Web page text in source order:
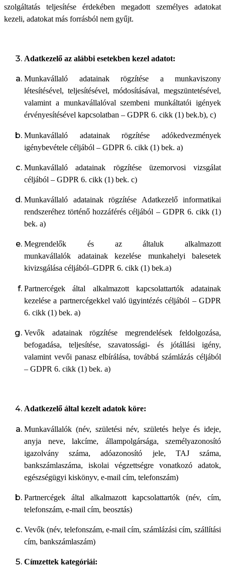
szolgáltatás teljesítése érdekében megadott személyes adatokat
kezeli, adatokat más forrásból nem gyűjt.
Adatkezelő az alábbi esetekben kezel adatot:
Munkavállaló adatainak rögzítése a munkaviszony
létesítésével, teljesítésével, módosításával, megszüntetésével,
valamint a munkavállalóval szembeni munkáltatói igények
érvényesítésével kapcsolatban – GDPR 6. cikk (1) bek.b), c)
Munkavállaló adatainak rögzítése adókedvezmények
igénybevétele céljából – GDPR 6. cikk (1) bek. a)
Munkavállaló adatainak rögzítése üzemorvosi vizsgálat
céljából – GDPR 6. cikk (1) bek. c)
Munkavállaló adatainak rögzítése Adatkezelő informatikai
rendszeréhez történő hozzáférés céljából – GDPR 6. cikk (1)
bek. a)
Megrendelők és az általuk alkalmazott
munkavállalók adatainak kezelése munkahelyi balesetek
kivizsgálása céljából–GDPR 6. cikk (1) bek.a)
Partnercégek által alkalmazott kapcsolattartók adatainak
kezelése a partnercégekkel való ügyintézés céljából – GDPR
6. cikk (1) bek. a)
Vevők adatainak rögzítése megrendelések feldolgozása,
befogadása, teljesítése, szavatossági- és jótállási igény,
valamint vevői panasz elbírálása, továbbá számlázás céljából
– GDPR 6. cikk (1) bek. a)
Adatkezelő által kezelt adatok köre:
Munkavállalók (név, születési név, születés helye és ideje,
anyja neve, lakcíme, állampolgársága, személyazonosító
igazolvány száma, adóazonosító jele, TAJ száma,
bankszámlaszáma, iskolai végzettségre vonatkozó adatok,
egészségügyi kiskönyv, e-mail cím, telefonszám)
Partnercégek által alkalmazott kapcsolattartók (név, cím,
telefonszám, e-mail cím, beosztás)
Vevők (név, telefonszám, e-mail cím, számlázási cím, szállítási
cím, bankszámlaszám)
Címzettek kategóriái: